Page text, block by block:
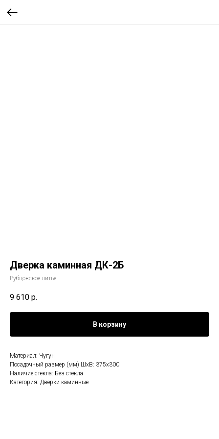
Дверка каминная ДК-2Б
Рубцовское литье
9 610 р.
В корзину
Материал: Чугун
Посадочный размер (мм) ШхВ: 375х300
Наличие стекла: Без стекла
Категория: Дверки каминные